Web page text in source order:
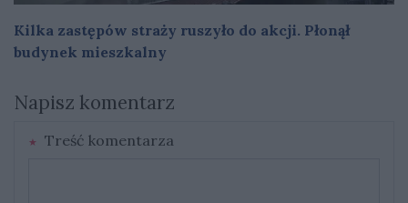
Kilka zastępów straży ruszyło do akcji. Płonął
budynek mieszkalny
Napisz komentarz
Treść komentarza